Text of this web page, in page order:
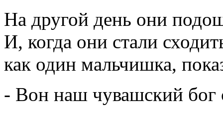
На другой день они
И, когда они стали
как один мальчишка,
- Вон наш чувашский бог